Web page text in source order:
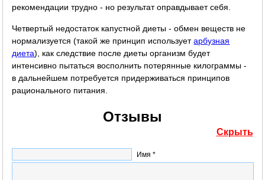
рекомендации трудно - но результат оправдывает себя.
Четвертый недостаток капустной диеты - обмен веществ не
нормализуется (такой же принцип используетарбузная
диета), как следствие после диеты организм будет
интенсивно пытаться восполнить потерянные килограммы -
в дальнейшем потребуется придерживаться принципов
рационального питания.
Отзывы
Скрыть
Имя *